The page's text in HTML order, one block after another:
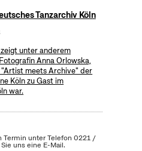
Tanzarchiv Köln
unter anderem
Anna Orlowska,
meets Archive" der
Köln zu Gast im
war.
Termin unter Telefon 0221 /
uns eine E-Mail.